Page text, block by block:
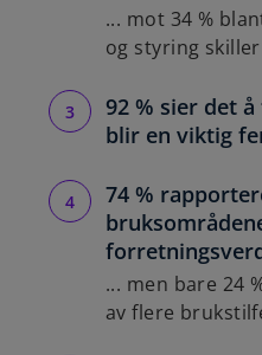
... mot 34 %
og styring
92 % sier det
blir en viktig
74 %
... men bare 24
av flere